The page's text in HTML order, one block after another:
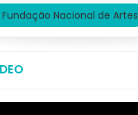
Nacional de Artes